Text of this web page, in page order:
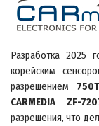
Разработка 2025
корейским
разрешением
CARMEDIA ZF-
разрешения, что